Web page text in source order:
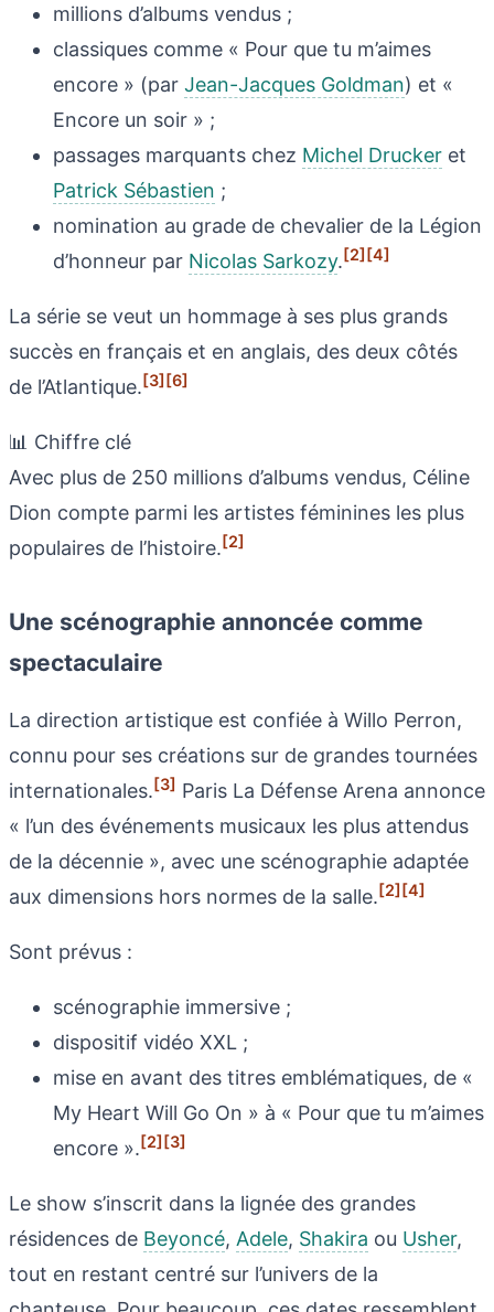
millions d’albums vendus ;
classiques comme « Pour que tu m’aimes
encore » (par Jean-Jacques Goldman) et «
Encore un soir » ;
passages marquants chez Michel Drucker et
Patrick Sébastien ;
nomination au grade de chevalier de la Légion
d’honneur par Nicolas Sarkozy.[2][4]
La série se veut un hommage à ses plus grands
succès en français et en anglais, des deux côtés
de l’Atlantique.[3][6]
📊 Chiffre clé
Avec plus de 250 millions d’albums vendus, Céline
Dion compte parmi les artistes féminines les plus
populaires de l’histoire.[2]
Une scénographie annoncée comme
spectaculaire
La direction artistique est confiée à Willo Perron,
connu pour ses créations sur de grandes tournées
internationales.[3] Paris La Défense Arena annonce
« l’un des événements musicaux les plus attendus
de la décennie », avec une scénographie adaptée
aux dimensions hors normes de la salle.[2][4]
Sont prévus :
scénographie immersive ;
dispositif vidéo XXL ;
mise en avant des titres emblématiques, de «
My Heart Will Go On » à « Pour que tu m’aimes
encore ».[2][3]
Le show s’inscrit dans la lignée des grandes
résidences de Beyoncé, Adele, Shakira ou Usher,
tout en restant centré sur l’univers de la